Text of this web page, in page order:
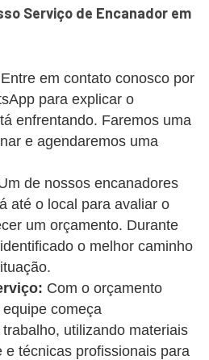
Serviço de Encanador em
Entre em contato conosco por
para explicar o
enfrentando. Faremos uma
e agendaremos uma
de nossos encanadores
até o local para avaliar o
um orçamento. Durante
o melhor caminho
Com o orçamento
começa
utilizando materiais
e técnicas profissionais para